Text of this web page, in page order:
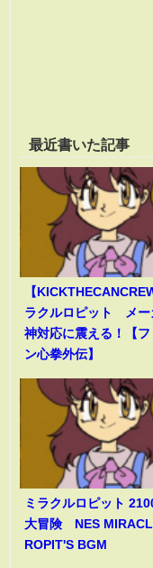
最近書いた記事
【
ラクルロピット メー
神対応に震える！【フ
ン心拳外伝】
ミラクルロピット
大冒険 NES
ROPIT'S BGM